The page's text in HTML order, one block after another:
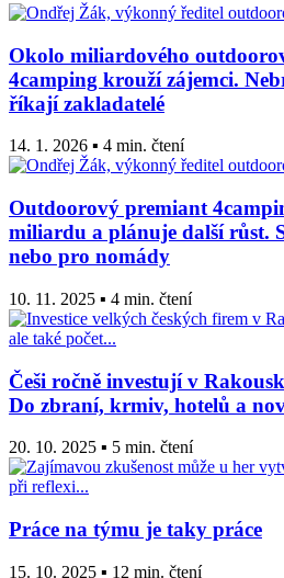
Okolo miliardového
4camping krouží zájemci.
říkají zakladatelé
14. 1. 2026 ▪ 4 min. čtení
Outdoorový premiant
miliardu a plánuje další růst.
nebo pro nomády
10. 11. 2025 ▪ 4 min. čtení
Češi ročně investují v
Do zbraní, krmiv, hotelů a
20. 10. 2025 ▪ 5 min. čtení
Práce na týmu je taky práce
15. 10. 2025 ▪ 12 min. čtení